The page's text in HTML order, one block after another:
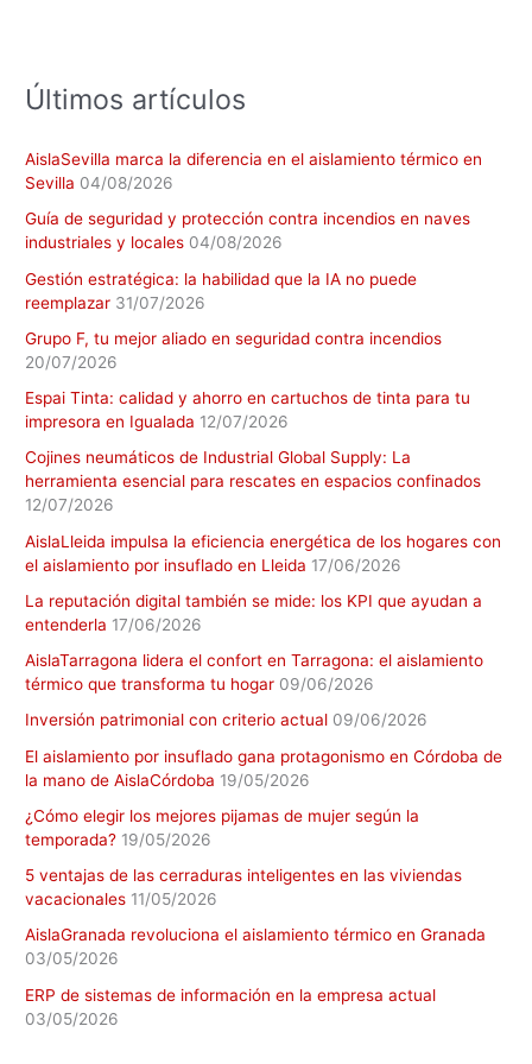
Últimos artículos
AislaSevilla marca la diferencia en el aislamiento térmico en
Sevilla 04/08/2026
Guía de seguridad y protección contra incendios en naves
industriales y locales 04/08/2026
Gestión estratégica: la habilidad que la IA no puede
reemplazar 31/07/2026
Grupo F, tu mejor aliado en seguridad contra incendios
20/07/2026
Espai Tinta: calidad y ahorro en cartuchos de tinta para tu
impresora en Igualada 12/07/2026
Cojines neumáticos de Industrial Global Supply: La
herramienta esencial para rescates en espacios confinados
12/07/2026
AislaLleida impulsa la eficiencia energética de los hogares con
el aislamiento por insuflado en Lleida 17/06/2026
La reputación digital también se mide: los KPI que ayudan a
entenderla 17/06/2026
AislaTarragona lidera el confort en Tarragona: el aislamiento
térmico que transforma tu hogar 09/06/2026
Inversión patrimonial con criterio actual 09/06/2026
El aislamiento por insuflado gana protagonismo en Córdoba de
la mano de AislaCórdoba 19/05/2026
¿Cómo elegir los mejores pijamas de mujer según la
temporada? 19/05/2026
5 ventajas de las cerraduras inteligentes en las viviendas
vacacionales 11/05/2026
AislaGranada revoluciona el aislamiento térmico en Granada
03/05/2026
ERP de sistemas de información en la empresa actual
03/05/2026